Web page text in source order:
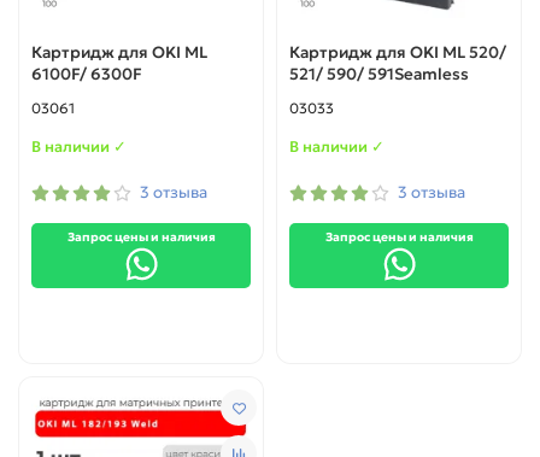
Картридж для OKI ML
6100F/ 6300F
03061
В наличии ✓
3 отзыва
Запрос цены и наличия
Картридж для OKI ML 520/
521/ 590/ 591Seamless
03033
В наличии ✓
3 отзыва
Запрос цены и наличия